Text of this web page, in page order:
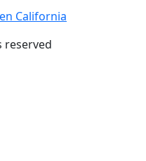
California
reserved